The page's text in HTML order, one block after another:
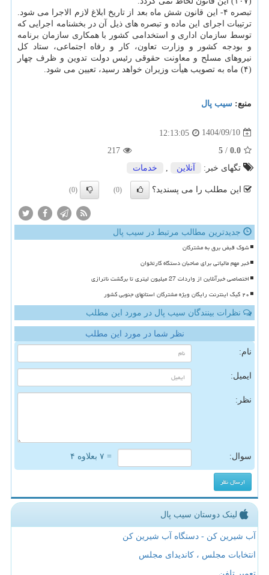
تبصره ۴- این قانون شش ماه بعد از تاریخ ابلاغ لازم الاجرا می شود.
ترتیبات اجرای این ماده و تبصره های ذیل آن در بخشنامه اجرایی که
توسط سازمان اداری و استخدامی کشور با همکاری سازمان برنامه
و بودجه کشور و وزارت تعاون، کار و رفاه اجتماعی، ستاد کل
نیروهای مسلح و معاونت حقوقی رئیس دولت تدوین و ظرف چهار
(۴) ماه به تصویب هیأت وزیران خواهد رسید، تعیین می شود.
منبع: سیب پال
1404/09/10
12:13:05
0.0
/
5
217
تگهای خبر:
آنلاین خدمات
این مطلب را می پسندید؟ (0)
(0)
جدیدترین مطالب مرتبط در سیب پال
شوک قبض برق به مشترکان
خبر مهم مالیاتی برای صاحبان دستگاه کارتخوان
اختصاصی خبرآنلاین از واردات 27 میلیون لیتری تا برگشت ناترازی
۲۰ گیگ اینترنت رایگان ویژه مشترکان استانهای جنوبی کشور
نظرات بینندگان سیب پال در مورد این مطلب
نظر شما در مورد این مطلب
نام:
ایمیل:
نظر:
سوال: = ۷ بعلاوه ۴
لینک دوستان سیب پال
آب شیرین کن - دستگاه آب شیرین کن
انتخابات مجلس ، کاندیدای مجلس